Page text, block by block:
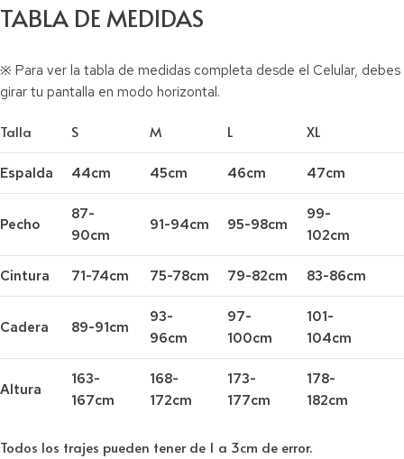
TABLA DE MEDIDAS
※ Para ver la tabla de medidas completa desde el Celular, debes
girar tu pantalla en modo horizontal.
Talla S M L XL
Espalda 44cm 45cm 46cm 47cm
Pecho
87-
90cm
91-94cm 95-98cm
99-
102cm
Cintura 71-74cm 75-78cm 79-82cm 83-86cm
Cadera 89-91cm
93-
96cm
97-
100cm
101-
104cm
Altura
163-
167cm
168-
172cm
173-
177cm
178-
182cm
Todos los trajes pueden tener de 1 a 3cm de error.